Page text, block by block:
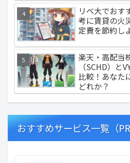
リベ大でおす
考に賃貸の火
定費を節約し
楽天・高配当
（SCHD）と
比較！あなた
どれか？
おすすめサービス一覧（PR